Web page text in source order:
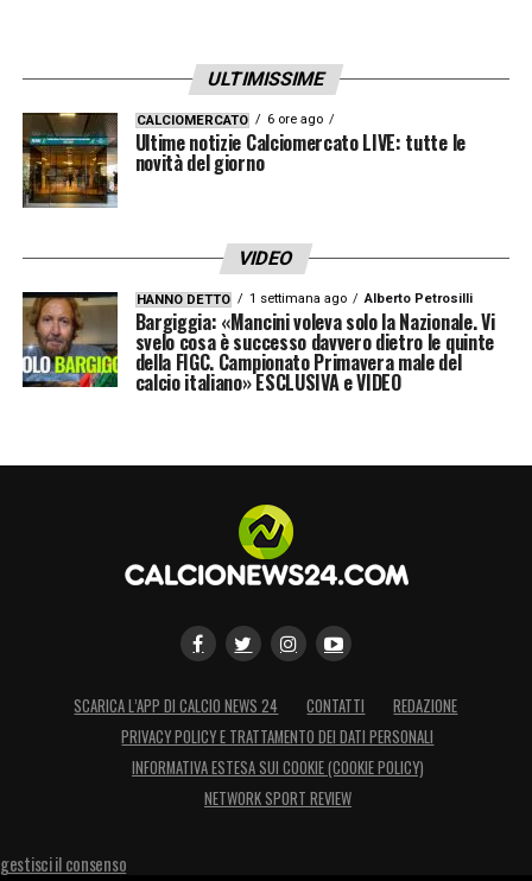
ULTIMISSIME
CALCIOMERCATO 6 ore ago
Ultime notizie Calciomercato LIVE: tutte le
novità del giorno
VIDEO
HANNO DETTO 1 settimana ago Alberto Petrosilli
Bargiggia: «Mancini voleva solo la Nazionale. Vi
svelo cosa è successo davvero dietro le quinte
della FIGC. Campionato Primavera male del
calcio italiano» ESCLUSIVA e VIDEO
SCARICA L’APP DI CALCIO NEWS 24 CONTATTI
REDAZIONE
PRIVACY POLICY E TRATTAMENTO DEI DATI PERSONALI
INFORMATIVA ESTESA SUI COOKIE (COOKIE POLICY)
NETWORK SPORT REVIEW
gestisci il consenso